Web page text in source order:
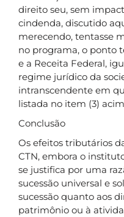
direito seu, sem
cindenda, discutido
merecendo, tentasse
no programa, o ponto
e a Receita Federal,
regime jurídico da
intranscendente em
listada no item (3)
Conclusão
Os efeitos tributários
CTN, embora o
se justifica por uma
sucessão universal e
sucessão quanto aos
patrimônio ou à